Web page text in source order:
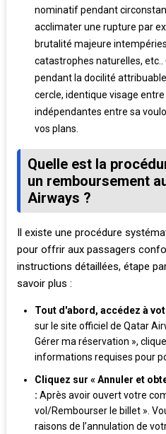
nominatif pendant
acclimater une rupture par
brutalité majeure
catastrophes naturelles,
pendant la docilité
cercle, identique visage
indépendantes entre sa
vos plans.
Quelle est la
un remboursement
Airways ?
Il existe une procédure
pour offrir aux passagers
instructions détaillées, étape
savoir plus :
Tout d'abord, accédez à
sur le site officiel de Qatar
Gérer ma réservation »,
informations requises pour
Cliquez sur « Annuler et
: Après avoir ouvert votre
vol/Rembourser le billet ».
raisons de l’annulation de